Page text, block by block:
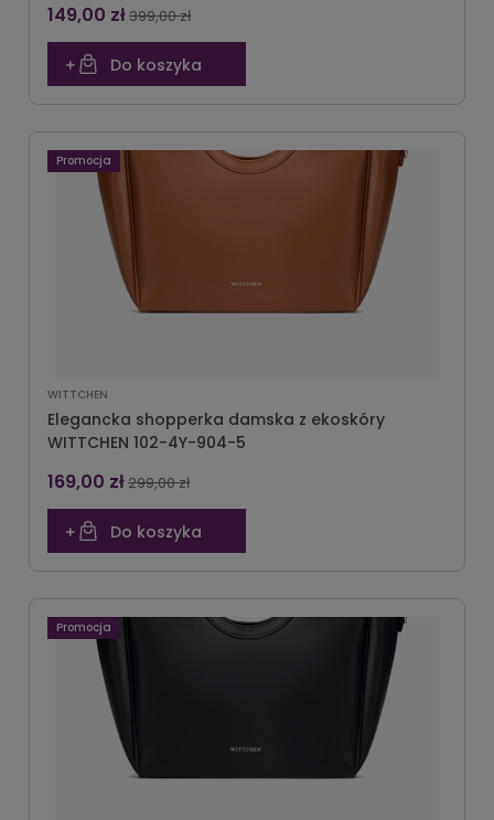
149,00 zł399,00 zł
Do koszyka
WITTCHEN
Elegancka shopperka damska z ekoskóry
WITTCHEN 102-4Y-904-5
169,00 zł299,00 zł
Do koszyka
Promocja
Promocja